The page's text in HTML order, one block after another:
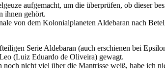
aufgemacht, um die überprüfen, ob dieser
ihnen gehört.
von dem Kolonialplaneten Aldebaran nach
Serie Aldebaran (auch erschienen bei
(Luiz Eduardo de Oliveira) gewagt.
noch nicht viel über die Mantrisse weiß, habe ich